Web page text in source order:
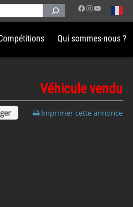
Facebook
Instagram
YouTube
Qui sommes-nous ?
Véhicule vendu
Imprimer cette annonce